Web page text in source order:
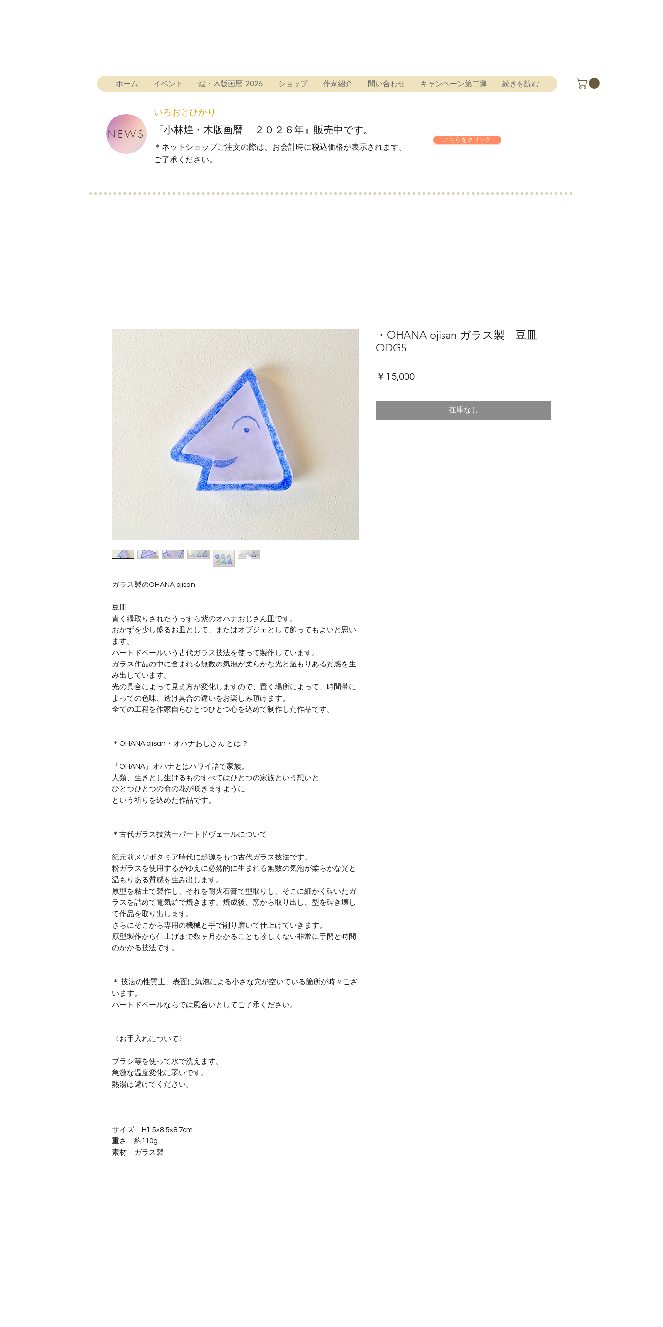
ホーム イベント 煌・木版画暦 2026 ショップ 作家紹介 問い合わせ キャンペーン第二弾 続きを読む
いろおとひかり
『小林煌・木版画暦 ２０２６年』 販売中です。
＊ネットショップご注文の際は、お会計時に税込価格が表示されます。
​ご了承ください。
こちらをクリック
NEWS
ガラス製のOHANA ojisan
豆皿
青く縁取りされたうっすら紫のオハナおじさん皿です。
おかずを少し盛るお皿として、またはオブジェとして飾ってもよいと思い
ます。
パートドベールいう古代ガラス技法を使って製作しています。
ガラス作品の中に含まれる無数の気泡が柔らかな光と温もりある質感を生
み出しています。
光の具合によって見え方が変化しますので、置く場所によって、時間帯に
よっての色味、透け具合の違いをお楽しみ頂けます。
全ての工程を作家自らひとつひとつ心を込めて制作した作品です。
＊OHANA ojisan・オハナおじさん とは？
「OHANA」オハナとはハワイ語で家族。
人類、生きとし生けるものすべてはひとつの家族という想いと
ひとつひとつの命の花が咲きますように
​という祈りを込めた作品です。
＊古代ガラス技法ーパートドヴェールについて
紀元前メソポタミア時代に起源をもつ古代ガラス技法です。
粉ガラスを使用するがゆえに必然的に生まれる無数の気泡が柔らかな光と
温もりある質感を生み出します。
原型を粘土で製作し、それを耐火石膏で型取りし、そこに細かく砕いたガ
ラスを詰めて電気炉で焼きます。焼成後、窯から取り出し、型を砕き壊し
て作品を取り出します。
さらにそこから専用の機械と手で削り磨いて仕上げていきます。
原型製作から仕上げまで数ヶ月かかることも珍しくない非常に手間と時間
のかかる技法です。
＊ 技法の性質上、表面に気泡による小さな穴が空いている箇所が時々ござ
います。
パートドベールならでは風合いとしてご了承ください。
〈お手入れについて〉
ブラシ等を使って水で洗えます。
急激な温度変化に弱いです。
熱湯は避けてください。
サイズ H1.5×8.5×8.7cm
重さ 約110g
素材 ガラス製
・OHANA ojisan ガラス製 豆皿
ODG5
￥15,000価
在庫なし